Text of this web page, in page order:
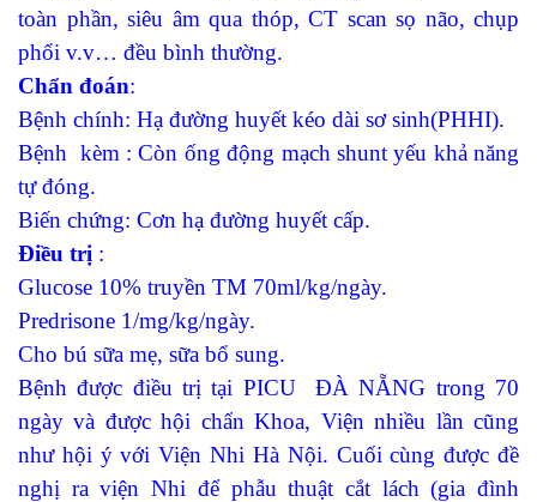
toàn phần, siêu âm qua thóp, CT scan sọ não, chụp
phổi v.v… đều bình thường.
Chẩn đoán:
Bệnh chính: Hạ đường huyết kéo dài sơ sinh(PHHI).
Bệnh kèm : Còn ống động mạch shunt yếu khả năng
tự đóng.
Biến chứng: Cơn hạ đường huyết cấp.
Điều trị :
Glucose 10% truyền TM 70ml/kg/ngày.
Predrisone 1/mg/kg/ngày.
Cho bú sữa mẹ, sữa bổ sung.
Bệnh được điều trị tại PICU ĐÀ NẴNG trong 70
ngày và được hội chẩn Khoa, Viện nhiều lần cũng
như hội ý với Viện Nhi Hà Nội. Cuối cùng được đề
nghị ra viện Nhi để phẫu thuật cắt lách (gia đình